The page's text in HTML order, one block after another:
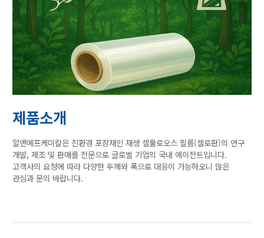
제품소개
알앤에프케미칼은 친환경 포장재인 재생 셀룰로오스 필름(셀로판)의 연구
개발, 제조 및 판매를 전문으로 글로벌 기업의 국내 에이전트입니다.
고객사의 요청에 따라 다양한 두께와 폭으로 대응이 가능하오니 많은
관심과 문의 바랍니다.